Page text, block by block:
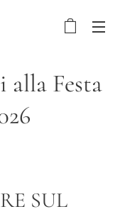
Festa
SUL